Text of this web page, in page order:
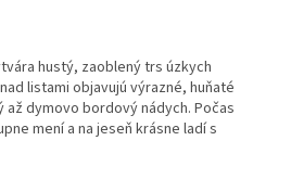
hustý, zaoblený trs úzkych
listami objavujú výrazné, huňaté
dymovo bordový nádych. Počas
mení a na jeseň krásne ladí s